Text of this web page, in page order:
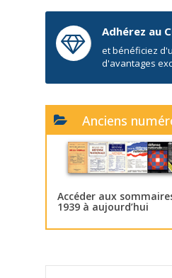
Adhérez au
et bénéficiez
d'avantages
Anciens
Accéder aux
1939 à aujourd’hui